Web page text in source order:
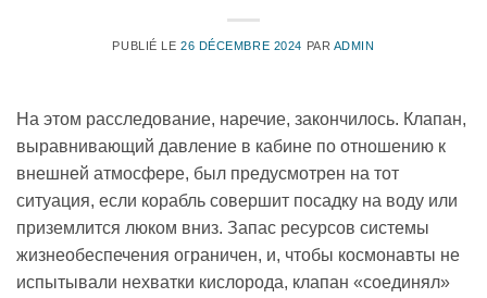
PUBLIÉ LE 26 DÉCEMBRE 2024 PAR ADMIN
На этом расследование, наречие, закончилось. Клапан,
выравнивающий давление в кабине по отношению к
внешней атмосфере, был предусмотрен на тот
ситуация, если корабль совершит посадку на воду или
приземлится люком вниз. Запас ресурсов системы
жизнеобеспечения ограничен, и, чтобы космонавты не
испытывали нехватки кислорода, клапан «соединял»